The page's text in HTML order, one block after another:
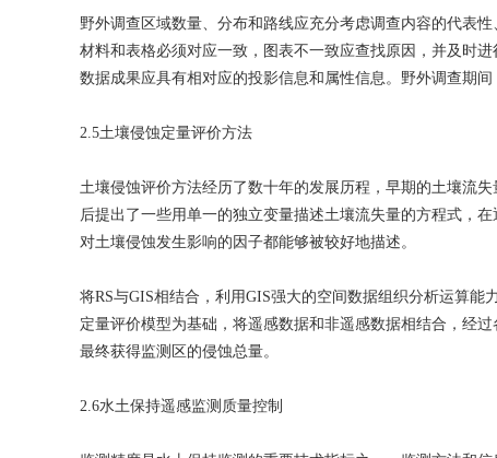
野外调查区域数量、分布和路线应充分考虑调查内容的代表
材料和表格必须对应一致，图表不一致应查找原因，并及时
数据成果应具有相对应的投影信息和属性信息。野外调查期间
2.5土壤侵蚀定量评价方法
土壤侵蚀评价方法经历了数十年的发展历程，早期的土壤流失
后提出了一些用单一的独立变量描述土壤流失量的方程式，
对土壤侵蚀发生影响的因子都能够被较好地描述。
将RS与GIS相结合，利用GIS强大的空间数据组织分析运算
定量评价模型为基础，将遥感数据和非遥感数据相结合，经
最终获得监测区的侵蚀总量。
2.6水土保持遥感监测质量控制